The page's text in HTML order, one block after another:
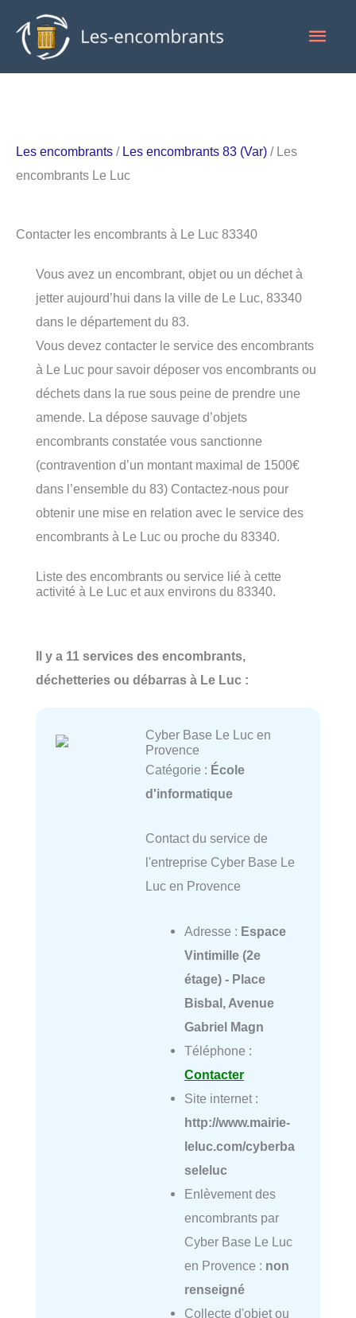
contenu
Les encombrants / Les encombrants 83 (Var) / Les
encombrants Le Luc
Contacter les encombrants à Le Luc 83340
Vous avez un encombrant, objet ou un déchet à
jetter aujourd’hui dans la ville de Le Luc, 83340
dans le département du 83.
Vous devez contacter le service des encombrants
à Le Luc pour savoir déposer vos encombrants ou
déchets dans la rue sous peine de prendre une
amende. La dépose sauvage d’objets
encombrants constatée vous sanctionne
(contravention d’un montant maximal de 1500€
dans l’ensemble du 83) Contactez-nous pour
obtenir une mise en relation avec le service des
encombrants à Le Luc ou proche du 83340.
Liste des encombrants ou service lié à cette
activité à Le Luc et aux environs du 83340.
Il y a 11 services des encombrants,
déchetteries ou débarras à Le Luc :
Cyber Base Le Luc en
Provence
Catégorie : École
d'informatique
Contact du service de
l'entreprise Cyber Base Le
Luc en Provence
Adresse : Espace
Vintimille (2e
étage) - Place
Bisbal, Avenue
Gabriel Magn
Téléphone :
Contacter
Site internet :
http://www.mairie-
leluc.com/cyberba
seleluc
Enlèvement des
encombrants par
Cyber Base Le Luc
en Provence : non
renseigné
Collecte d'objet ou